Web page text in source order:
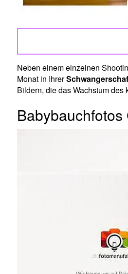
Neben einem einzelnen
Monat in Ihrer
Bildern, die das Wachstum
Babybauchfotos